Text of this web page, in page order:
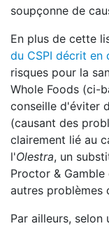
soupçonne de
En plus de cette
du CSPI décrit en
risques pour la
Whole Foods (ci-
conseille d'éviter
(causant des
clairement lié au
l'Olestra, un
Proctor &
autres problèmes
Par ailleurs,